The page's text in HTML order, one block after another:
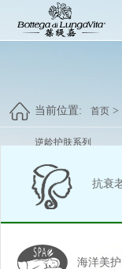
当前位置: 首页 >
逆龄护肤系列
抗衰
海洋美护